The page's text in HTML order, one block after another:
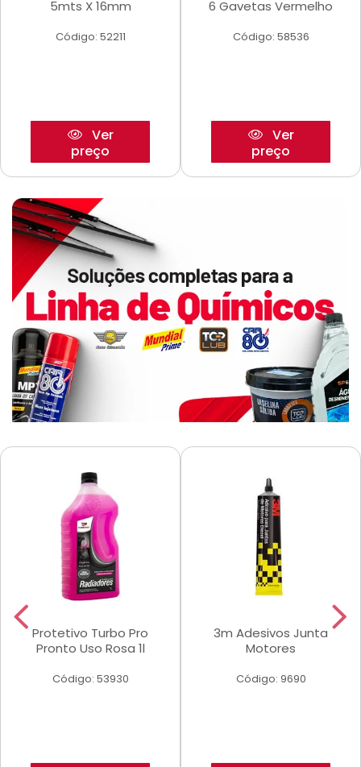
5mts X 16mm
Código: 52211
Ver
preço
6 Gavetas Vermelho
Código: 58536
Ver
preço
Protetivo Turbo Pro
Pronto Uso Rosa 1l
Código: 53930
3m Adesivos Junta
Motores
Código: 9690